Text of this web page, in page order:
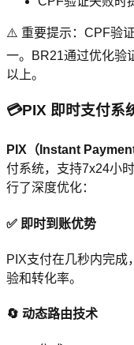
⚠️ 重要提示：CPF验
一。BR21通过优化验
以上。
💳PIX 即时支付系
PIX（Instant
付系统，支持7x24小
行了深度优化：
✅ 即时到账优势
PIX支付在几秒内完成
验和转化率。
🔄 动态路由技术